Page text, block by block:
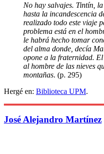
No hay salvajes. Tintín,
hasta la incandescencia
realizado todo este viaje
problema está en el
le habrá hecho tomar
del alma donde, decía
opone a la fraternidad.
al hombre de las nieves
montañas. (p. 295)
Hergé en: Biblioteca UPM.
José Alejandro Martínez